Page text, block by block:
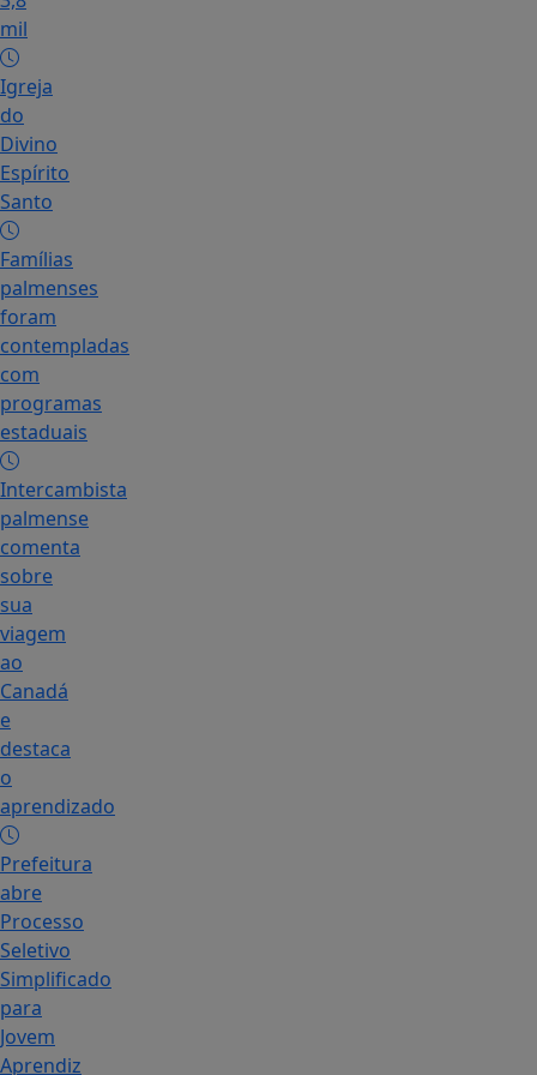
mil
Igreja
do
Divino
Espírito
Santo
Famílias
palmenses
foram
contempladas
com
programas
estaduais
Intercambista
palmense
comenta
sobre
sua
viagem
ao
Canadá
e
destaca
o
aprendizado
Prefeitura
abre
Processo
Seletivo
Simplificado
para
Jovem
Aprendiz